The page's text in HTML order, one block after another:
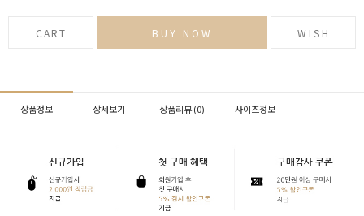
CART BUY NOW WISH
상품정보 상세보기 상품리뷰 (0) 사이즈정보